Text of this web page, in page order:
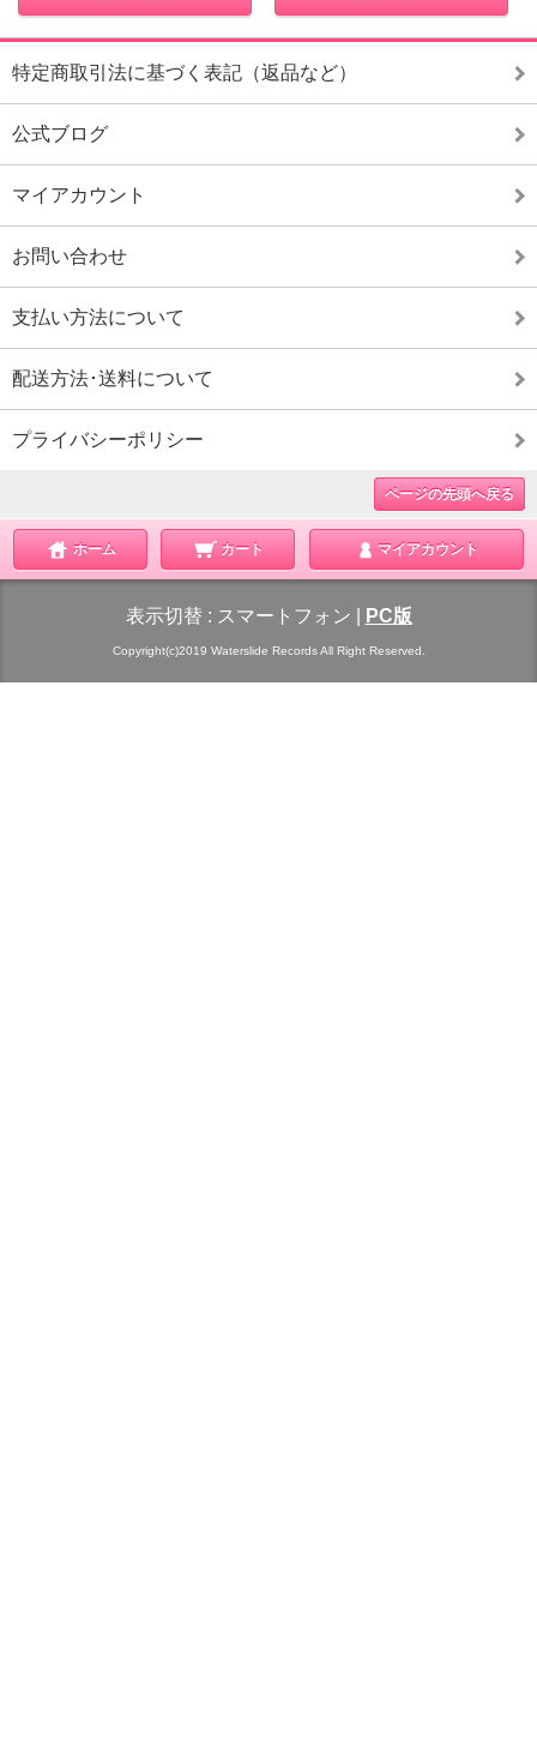
特定商取引法に基づく表記（返品など）
公式ブログ
マイアカウント
お問い合わせ
支払い方法について
配送方法･送料について
プライバシーポリシー
ページの先頭へ戻る
ホーム カート マイアカウント
表示切替 : スマートフォン PC版
Copyright(c)2019 Waterslide Records All Right Reserved.